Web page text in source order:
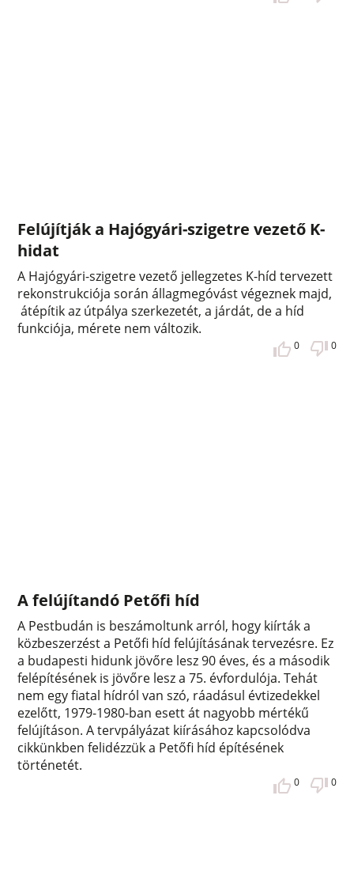
Felújítják a Hajógyári-szigetre vezető K-
hidat
A Hajógyári-szigetre vezető jellegzetes K-híd tervezett
rekonstrukciója során állagmegóvást végeznek majd,
átépítik az útpálya szerkezetét, a járdát, de a híd
funkciója, mérete nem változik.
0 0
A felújítandó Petőfi híd
A Pestbudán is beszámoltunk arról, hogy kiírták a
közbeszerzést a Petőfi híd felújításának tervezésre. Ez
a budapesti hidunk jövőre lesz 90 éves, és a második
felépítésének is jövőre lesz a 75. évfordulója. Tehát
nem egy fiatal hídról van szó, ráadásul évtizedekkel
ezelőtt, 1979-1980-ban esett át nagyobb mértékű
felújításon. A tervpályázat kiírásához kapcsolódva
cikkünkben felidézzük a Petőfi híd építésének
történetét.
0 0